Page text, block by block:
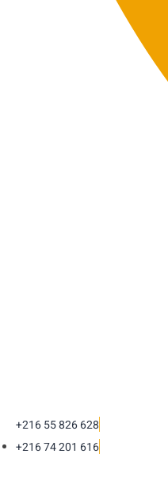
+216 55 826 628
+216 74 201 616